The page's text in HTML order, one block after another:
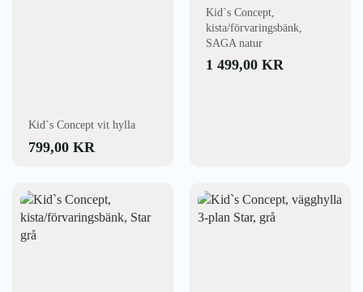
Kid`s Concept vit hylla
799,00 KR
Kid`s Concept,
kista/förvaringsbänk,
SAGA natur
1 499,00 KR